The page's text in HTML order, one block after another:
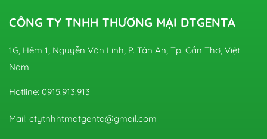
CÔNG TY TNHH THƯƠNG MẠI DTGENTA
1G, Hẻm 1, Nguyễn Văn Linh, P. Tân An, Tp. Cần Thơ, Việt
Nam
Hotline: 0915.913.913
Mail: ctytnhhtmdtgenta@gmail.com